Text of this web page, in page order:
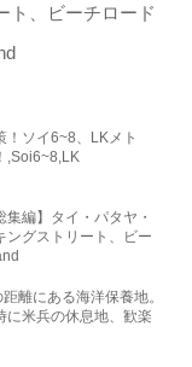
ト、ビーチロード
！ソイ6~8、LKメト
,Soi6~8,LK
編】タイ・パタヤ・
ングストリート、ビー
離にある海洋保養地。
に米兵の休息地、歓楽